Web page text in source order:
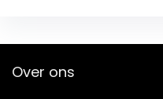
Over ons